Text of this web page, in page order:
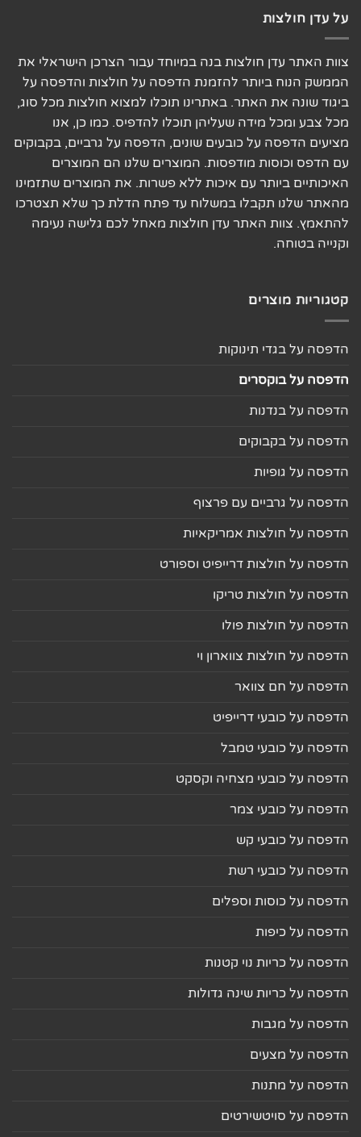
על עדן חולצות
צוות האתר עדן חולצות בנה במיוחד עבור הצרכן הישראלי את
הממשק הנוח ביותר להזמנת הדפסה על חולצות והדפסה על
ביגוד שונה את האתר. באתרינו תוכלו למצוא חולצות מכל סוג,
מכל צבע ומכל מידה שעליהן תוכלו להדפיס. כמו כן, אנו
מציעים הדפסה על כובעים שונים, הדפסה על גרביים, בקבוקים
עם הדפס וכוסות מודפסות. המוצרים שלנו הם המוצרים
האיכותיים ביותר עם איכות ללא פשרות. את המוצרים שתזמינו
מהאתר שלנו תקבלו במשלוח עד פתח הדלת כך שלא תצטרכו
להתאמץ. צוות האתר עדן חולצות מאחל לכם גלישה נעימה
וקנייה בטוחה.
קטגוריות מוצרים
הדפסה על בגדי תינוקות
הדפסה על בוקסרים
הדפסה על בנדנות
הדפסה על בקבוקים
הדפסה על גופיות
הדפסה על גרביים עם פרצוף
הדפסה על חולצות אמריקאיות
הדפסה על חולצות דרייפיט וספורט
הדפסה על חולצות טריקו
הדפסה על חולצות פולו
הדפסה על חולצות צווארון וי
הדפסה על חם צוואר
הדפסה על כובעי דרייפיט
הדפסה על כובעי טמבל
הדפסה על כובעי מצחיה וקסקט
הדפסה על כובעי צמר
הדפסה על כובעי קש
הדפסה על כובעי רשת
הדפסה על כוסות וספלים
הדפסה על כיפות
הדפסה על כריות נוי קטנות
הדפסה על כריות שינה גדולות
הדפסה על מגבות
הדפסה על מצעים
הדפסה על מתנות
הדפסה על סויטשירטים